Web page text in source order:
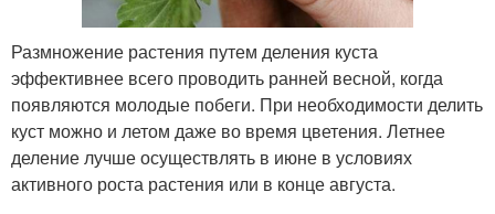
Размножение растения путем деления куста
эффективнее всего проводить ранней весной, когда
появляются молодые побеги. При необходимости делить
куст можно и летом даже во время цветения. Летнее
деление лучше осуществлять в июне в условиях
активного роста растения или в конце августа.